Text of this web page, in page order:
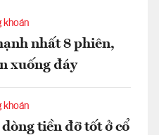
khoán
nhất 8 phiên,
xuống đáy
khoán
tiền đỡ tốt ở cổ